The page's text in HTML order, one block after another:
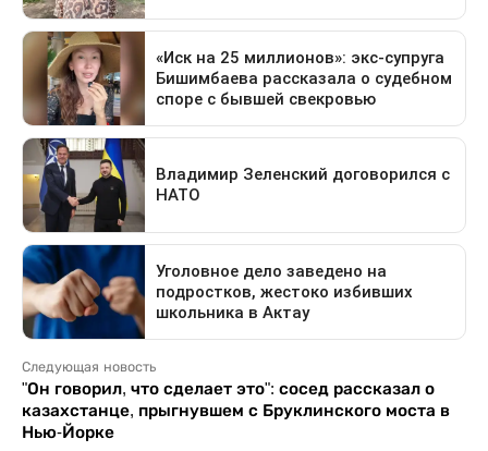
Следующая новость
"Он говорил, что сделает это": сосед рассказал о
казахстанце, прыгнувшем с Бруклинского моста в
Нью-Йорке